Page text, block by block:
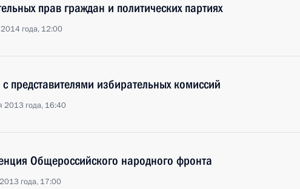
прав граждан и политических партиях
года, 12:00
с представителями избирательных комиссий
2013 года, 16:40
Общероссийского народного фронта
года, 17:00